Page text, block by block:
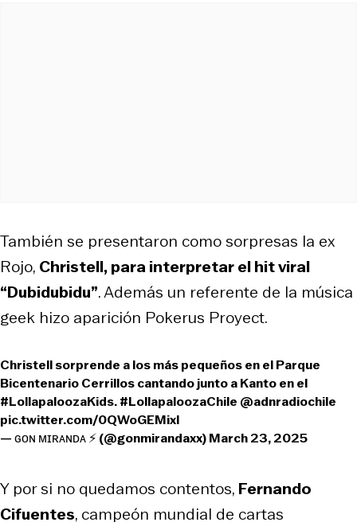
También se presentaron como sorpresas la ex
Rojo, Christell, para interpretar el hit viral
“Dubidubidu”. Además un referente de la música
geek hizo aparición Pokerus Proyect.
Christell sorprende a los más pequeños en el Parque
Bicentenario Cerrillos cantando junto a Kanto en el
#LollapaloozaKids.#LollapaloozaChile @adnradiochile
pic.twitter.com/0QWoGEMixl
— ɢᴏɴ ᴍɪʀᴀɴᴅᴀ ⚡ (@gonmirandaxx)March 23, 2025
Y por si no quedamos contentos, Fernando
Cifuentes, campeón mundial de cartas